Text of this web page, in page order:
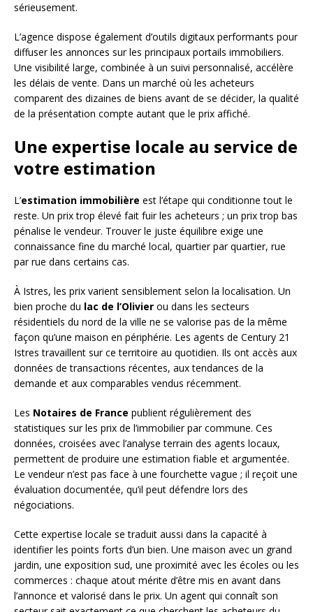
sérieusement.
L’agence dispose également d’outils digitaux performants pour
diffuser les annonces sur les principaux portails immobiliers.
Une visibilité large, combinée à un suivi personnalisé, accélère
les délais de vente. Dans un marché où les acheteurs
comparent des dizaines de biens avant de se décider, la qualité
de la présentation compte autant que le prix affiché.
Une expertise locale au service de
votre estimation
L’estimation immobilière est l’étape qui conditionne tout le
reste. Un prix trop élevé fait fuir les acheteurs ; un prix trop bas
pénalise le vendeur. Trouver le juste équilibre exige une
connaissance fine du marché local, quartier par quartier, rue
par rue dans certains cas.
À Istres, les prix varient sensiblement selon la localisation. Un
bien proche du lac de l’Olivier ou dans les secteurs
résidentiels du nord de la ville ne se valorise pas de la même
façon qu’une maison en périphérie. Les agents de Century 21
Istres travaillent sur ce territoire au quotidien. Ils ont accès aux
données de transactions récentes, aux tendances de la
demande et aux comparables vendus récemment.
Les Notaires de France publient régulièrement des
statistiques sur les prix de l’immobilier par commune. Ces
données, croisées avec l’analyse terrain des agents locaux,
permettent de produire une estimation fiable et argumentée.
Le vendeur n’est pas face à une fourchette vague ; il reçoit une
évaluation documentée, qu’il peut défendre lors des
négociations.
Cette expertise locale se traduit aussi dans la capacité à
identifier les points forts d’un bien. Une maison avec un grand
jardin, une exposition sud, une proximité avec les écoles ou les
commerces : chaque atout mérite d’être mis en avant dans
l’annonce et valorisé dans le prix. Un agent qui connaît son